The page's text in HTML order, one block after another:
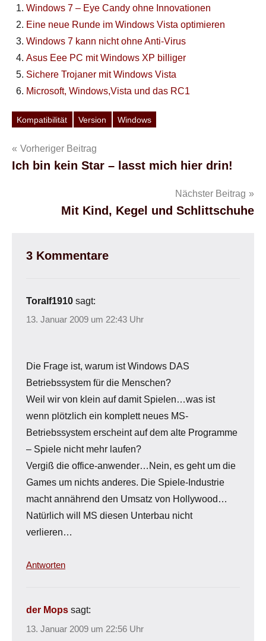
Windows 7 – Eye Candy ohne Innovationen
Eine neue Runde im Windows Vista optimieren
Windows 7 kann nicht ohne Anti-Virus
Asus Eee PC mit Windows XP billiger
Sichere Trojaner mit Windows Vista
Microsoft, Windows,Vista und das RC1
Schlagwörter
Kompatibilität Version Windows
Beitragsnavigation
Vorheriger Beitrag
Ich bin kein Star – lasst mich hier drin!
Nächster Beitrag
Mit Kind, Kegel und Schlittschuhe
3 Kommentare
Toralf1910 sagt:
13. Januar 2009 um 22:43 Uhr
Die Frage ist, warum ist Windows DAS
Betriebssystem für die Menschen?
Weil wir von klein auf damit Spielen…was ist
wenn plötzlich ein komplett neues MS-
Betriebssystem erscheint auf dem alte Programme
– Spiele nicht mehr laufen?
Vergiß die office-anwender…Nein, es geht um die
Games um nichts anderes. Die Spiele-Industrie
macht annährend den Umsatz von Hollywood…
Natürlich will MS diesen Unterbau nicht
verlieren…
Antworten
der Mops sagt:
13. Januar 2009 um 22:56 Uhr